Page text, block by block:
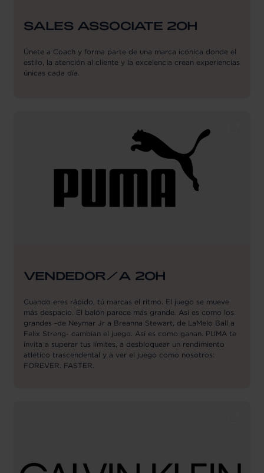
SALES ASSOCIATE 20H
Únete a Coach y forma parte de una marca icónica donde el
estilo, la atención al cliente y la excelencia crean experiencias
únicas cada día.
VENDEDOR/A 20H
Cuando eres rápido, tú marcas el ritmo. El juego se mueve
más despacio. El balón parece más grande. Así es como los
grandes -de Neymar Jr a Breanna Stewart, de LaMelo Ball a
Felix Streng- cambian el juego. Así es como ganan. PUMA te
invita a superar tus límites, a desbloquear un rendimiento
atlético trascendental y a ver el juego como nosotros:
FOREVER. FASTER.